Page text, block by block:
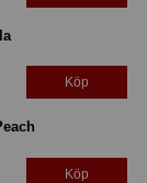
Köp
Köp